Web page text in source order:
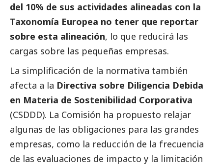
del 10% de sus actividades alineadas con la
Taxonomía Europea no tener que reportar
sobre esta alineación, lo que reducirá las
cargas sobre las pequeñas empresas.
La simplificación de la normativa también
afecta a la Directiva sobre Diligencia Debida
en Materia de Sostenibilidad Corporativa
(CSDDD). La Comisión ha propuesto relajar
algunas de las obligaciones para las grandes
empresas, como la reducción de la frecuencia
de las evaluaciones de impacto y la limitación